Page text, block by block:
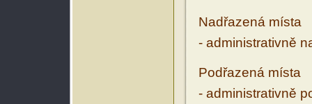
Nadřazená místa
- administrativně
Podřazená místa
- administrativně